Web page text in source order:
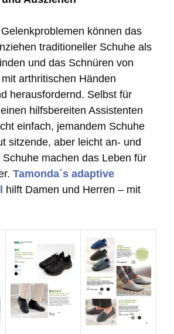
können das
traditioneller Schuhe als
und das Schnüren von
arthritischen Händen
herausfordernd. Selbst für
hilfsbereiten Assistenten
einfach, jemandem Schuhe
sitzende, aber leicht an- und
machen das Leben für
Tamonda´s adaptive
hilft Damen und Herren – mit